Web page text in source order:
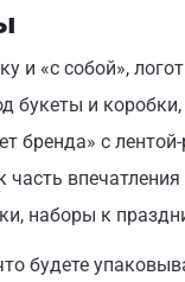
и «с собой»,
букеты и коробки,
бренда» с
наборы к
будете